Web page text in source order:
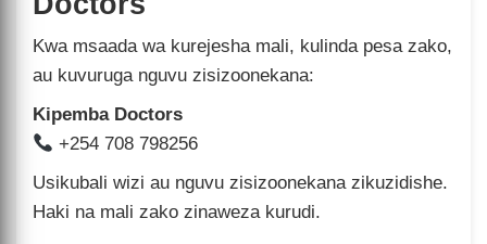
Kwa msaada wa kurejesha mali, kulinda pesa zako,
au kuvuruga nguvu zisizoonekana:
Kipemba Doctors
+254 708 798256
Usikubali wizi au nguvu zisizoonekana zikuzidishe.
Haki na mali zako zinaweza kurudi.